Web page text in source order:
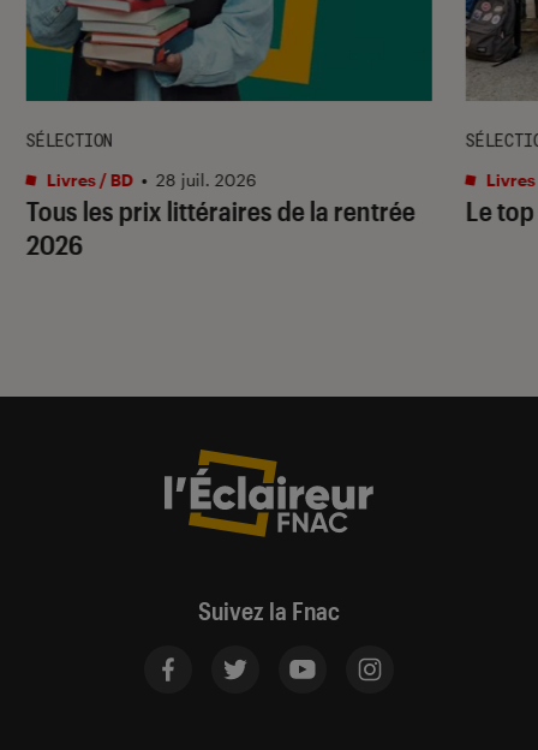
Tous les prix littéraires de la rentrée
2026
SÉLECTION
Livres / BD • 28 juil. 2026
Le
Livres
Suivez la Fnac